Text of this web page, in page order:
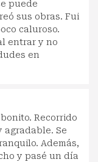
puede
sus obras. Fui
caluroso.
entrar y no
en
Recorrido
agradable. Se
Además,
y pasé un día